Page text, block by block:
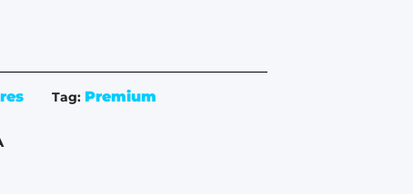
Tag: Premium